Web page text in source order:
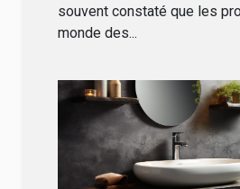
souvent constaté que les
monde des...